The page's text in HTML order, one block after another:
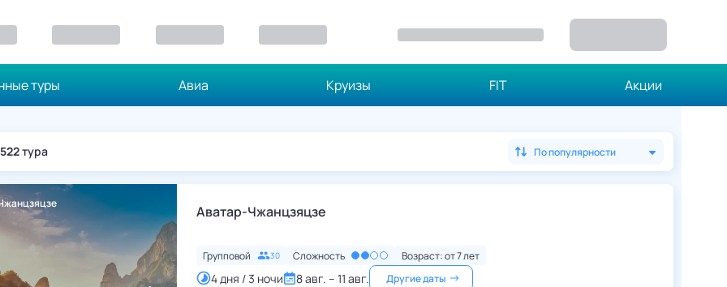
туры Авиа Круизы FIT Акции
522тура По популярности
Аватар-Чжанцзяцзе
Групповой 30 Сложность Возраст: от7лет
4 дня / 3 ночи 8 авг. – 11 авг. Другие даты